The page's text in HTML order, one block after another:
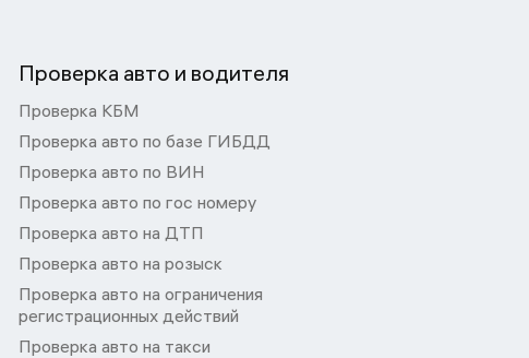
Проверка авто и водителя
Проверка КБМ
Проверка авто по базе ГИБДД
Проверка авто по ВИН
Проверка авто по гос номеру
Проверка авто на ДТП
Проверка авто на розыск
Проверка авто на ограничения
регистрационных действий
Проверка авто на такси